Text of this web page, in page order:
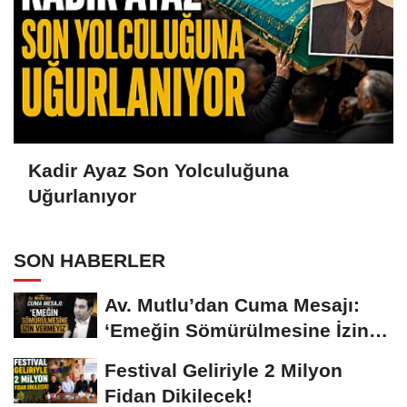
Kadir Ayaz Son Yolculuğuna
Uğurlanıyor
SON HABERLER
Av. Mutlu’dan Cuma Mesajı:
‘Emeğin Sömürülmesine İzin
Festival Geliriyle 2 Milyon
Fidan Dikilecek!